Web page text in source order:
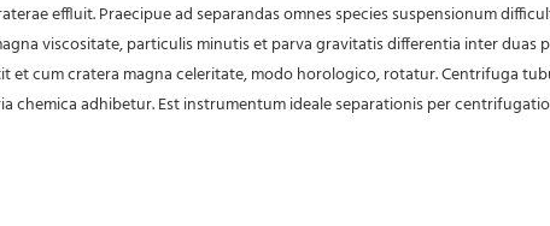
viscositate, particulis minutis et parva gravitatis differentia inter duas
cum cratera magna celeritate, modo horologico, rotatur. Centrifuga
adhibetur. Est instrumentum ideale separationis per